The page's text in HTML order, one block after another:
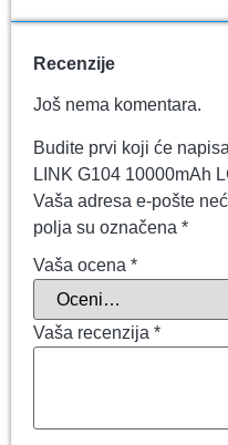
Recenzije
Još nema komentara.
Budite prvi koji će
LINK G104 10000mAh
Vaša adresa e-pošte
polja su označena *
Vaša ocena *
Vaša recenzija *